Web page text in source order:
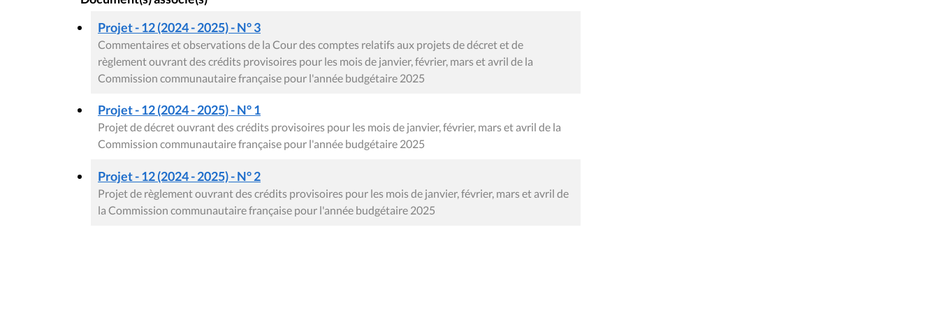
Projet - 12 (2024 - 2025) - N° 3
Commentaires et observations de la Cour des comptes relatifs aux projets de décret et de
règlement ouvrant des crédits provisoires pour les mois de janvier, février, mars et avril de la
Commission communautaire française pour l'année budgétaire 2025
Projet - 12 (2024 - 2025) - N° 1
Projet de décret ouvrant des crédits provisoires pour les mois de janvier, février, mars et avril de la
Commission communautaire française pour l'année budgétaire 2025
Projet - 12 (2024 - 2025) - N° 2
Projet de règlement ouvrant des crédits provisoires pour les mois de janvier, février, mars et avril de
la Commission communautaire française pour l'année budgétaire 2025